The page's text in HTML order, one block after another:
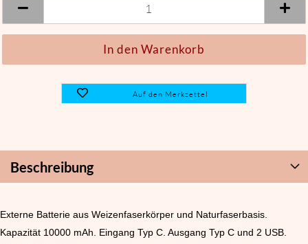
Auf den Merkzettel
Beschreibung
Externe Batterie aus Weizenfaserkörper und Naturfaserbasis.
Kapazität 10000 mAh. Eingang Typ C. Ausgang Typ C und 2 USB.